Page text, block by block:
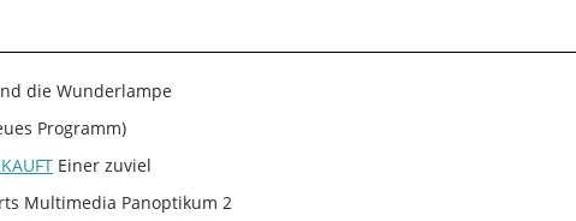
die Wunderlampe
Programm)
Einer zuviel
Multimedia Panoptikum 2